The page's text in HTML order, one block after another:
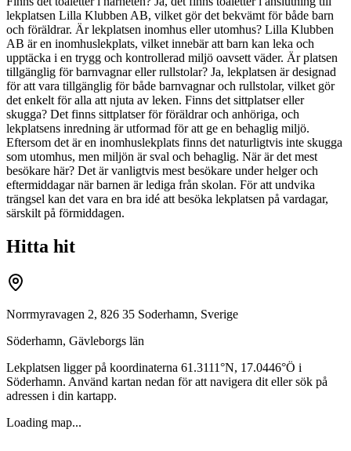
lekplatsen Lilla Klubben AB, vilket gör det bekvämt för både barn
och föräldrar. Är lekplatsen inomhus eller utomhus? Lilla Klubben
AB är en inomhuslekplats, vilket innebär att barn kan leka och
upptäcka i en trygg och kontrollerad miljö oavsett väder. Är platsen
tillgänglig för barnvagnar eller rullstolar? Ja, lekplatsen är designad
för att vara tillgänglig för både barnvagnar och rullstolar, vilket gör
det enkelt för alla att njuta av leken. Finns det sittplatser eller
skugga? Det finns sittplatser för föräldrar och anhöriga, och
lekplatsens inredning är utformad för att ge en behaglig miljö.
Eftersom det är en inomhuslekplats finns det naturligtvis inte skugga
som utomhus, men miljön är sval och behaglig. När är det mest
besökare här? Det är vanligtvis mest besökare under helger och
eftermiddagar när barnen är lediga från skolan. För att undvika
trängsel kan det vara en bra idé att besöka lekplatsen på vardagar,
särskilt på förmiddagen.
Hitta hit
Norrmyravagen 2, 826 35 Soderhamn, Sverige
Söderhamn, Gävleborgs län
Lekplatsen ligger på koordinaterna 61.3111°N, 17.0446°Ö i
Söderhamn. Använd kartan nedan för att navigera dit eller sök på
adressen i din kartapp.
Loading map...